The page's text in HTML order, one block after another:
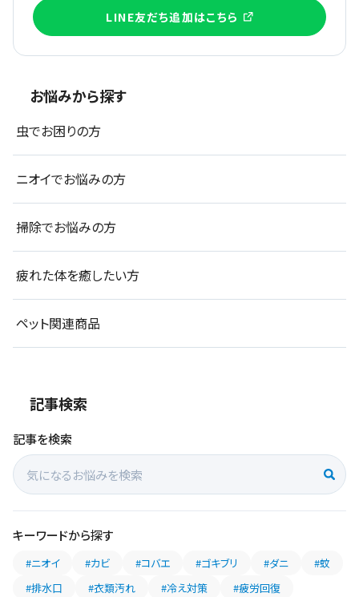
LINE友だち追加はこちら
お悩みから探す
虫でお困りの方
ニオイでお悩みの方
掃除でお悩みの方
疲れた体を癒したい方
ペット関連商品
記事検索
記事を検索
キーワードから探す
#ニオイ #カビ #コバエ #ゴキブリ #ダニ
#蚊
#排水口
#衣類汚れ #冷え対策
#疲労回復